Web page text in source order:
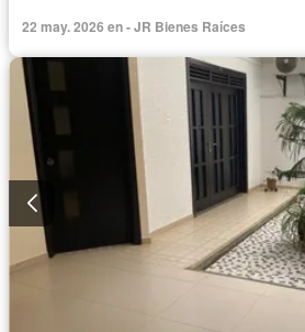
22 may. 2026 en - JR Bienes Raíces